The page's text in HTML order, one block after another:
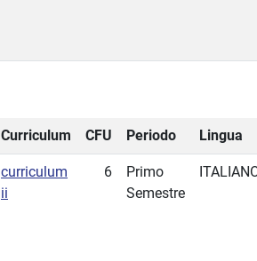
Curriculum CFU Periodo Lingua
curriculum
ii
6
Primo
Semestre